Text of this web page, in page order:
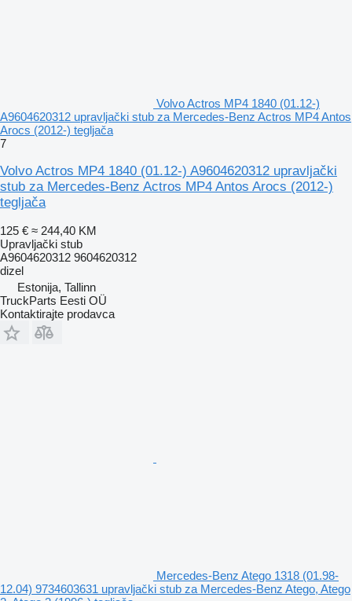
Volvo Actros MP4 1840 (01.12-)
A9604620312 upravljački stub za Mercedes-Benz Actros MP4 Antos
Arocs (2012-) tegljača
7
Volvo Actros MP4 1840 (01.12-) A9604620312 upravljački
stub za Mercedes-Benz Actros MP4 Antos Arocs (2012-)
tegljača
125 € ≈ 244,40 KM
Upravljački stub
A9604620312 9604620312
dizel
Estonija, Tallinn
TruckParts Eesti OÜ
Kontaktirajte prodavca
Mercedes-Benz Atego 1318 (01.98-
12.04) 9734603631 upravljački stub za Mercedes-Benz Atego, Atego